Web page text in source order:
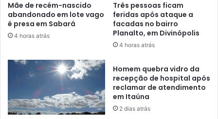
Mãe de recém-nascido
abandonado em lote vago
é presa em Sabará
4 horas atrás
Três pessoas ficam
feridas após ataque a
facadas no bairro
Planalto, em Divinópolis
4 horas atrás
Homem quebra vidro da
recepção de hospital após
reclamar de atendimento
em Itaúna
2 dias atrás